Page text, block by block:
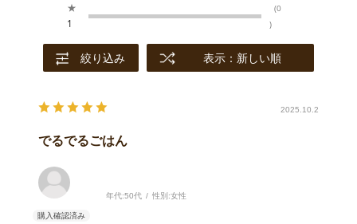
★
1
(0
)
絞り込み 表示：新しい順
2025.10.2
でるでるごはん
年代:50代 性別:女性